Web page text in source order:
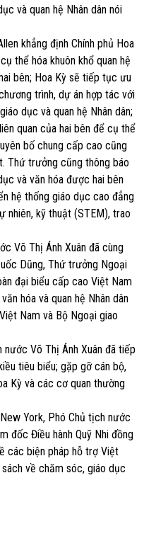
và quan hệ Nhân dân nói
khẳng định Chính phủ Hoa
thể hóa khuôn khổ quan hệ
bên; Hoa Kỳ sẽ tiếp tục ưu
trình, dự án hợp tác với
dục và quan hệ Nhân dân;
quan của hai bên để cụ thể
bố chung cấp cao cũng
Thứ trưởng cũng thông báo
và văn hóa được hai bên
hệ thống giáo dục cao đẳng
nhiên, kỹ thuật (STEM), trao
Võ Thị Ánh Xuân đã cùng
Dũng, Thứ trưởng Ngoại
đại biểu cấp cao Việt Nam
hóa và quan hệ Nhân dân
Nam và Bộ Ngoại giao
Võ Thị Ánh Xuân đã tiếp
tiêu biểu; gặp gỡ cán bộ,
Kỳ và các cơ quan thường
York, Phó Chủ tịch nước
đốc Điều hành Quỹ Nhi đồng
các biện pháp hỗ trợ Việt
về chăm sóc, giáo dục